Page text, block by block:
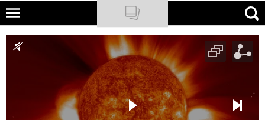
Skip
main
NATIONAL GEOGRAPHIC